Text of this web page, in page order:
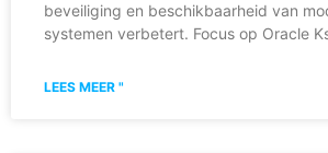
beveiliging en beschikbaarheid van
systemen verbetert. Focus op Oracle
LEES MEER "